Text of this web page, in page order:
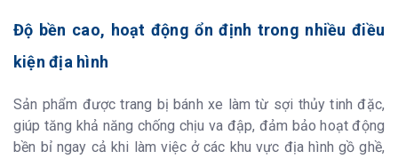
Độ bền cao, hoạt động ổn định trong nhiều điều
kiện địa hình
Sản phẩm được trang bị bánh xe làm từ sợi thủy tinh đặc,
giúp tăng khả năng chống chịu va đập, đảm bảo hoạt động
bền bỉ ngay cả khi làm việc ở các khu vực địa hình gồ ghề,